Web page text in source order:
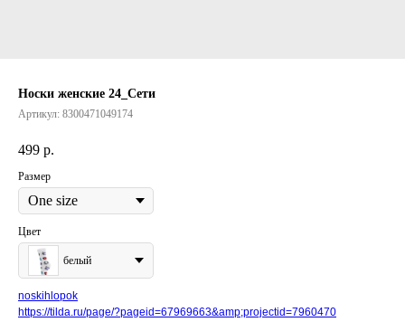
Носки женские 24_Сети
Артикул: 8300471049174
499 р.
Размер
Цвет
белый
noskihlopok
https://tilda.ru/page/?pageid=67969663&amp;projectid=7960470